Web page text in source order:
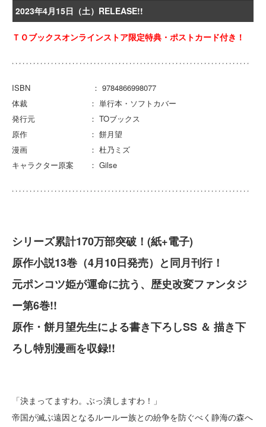
2023年4月15日（土）RELEASE!!
ＴＯブックスオンラインストア限定特典・ポストカード付き！
ISBN ： 9784866998077
体裁 ： 単行本・ソフトカバー
発行元 ： TOブックス
原作 ： 餅月望
漫画 ： 杜乃ミズ
キャラクター原案 ： Gilse
シリーズ累計170万部突破！(紙+電子)
原作小説13巻（4月10日発売）と同月刊行！
元ポンコツ姫が運命に抗う、歴史改変ファンタジ
ー第6巻!!
原作・餅月望先生による書き下ろしSS ＆ 描き下
ろし特別漫画を収録!!
「決まってますわ。ぶっ潰しますわ！」
帝国が滅ぶ遠因となるルールー族との紛争を防ぐべく静海の森へ